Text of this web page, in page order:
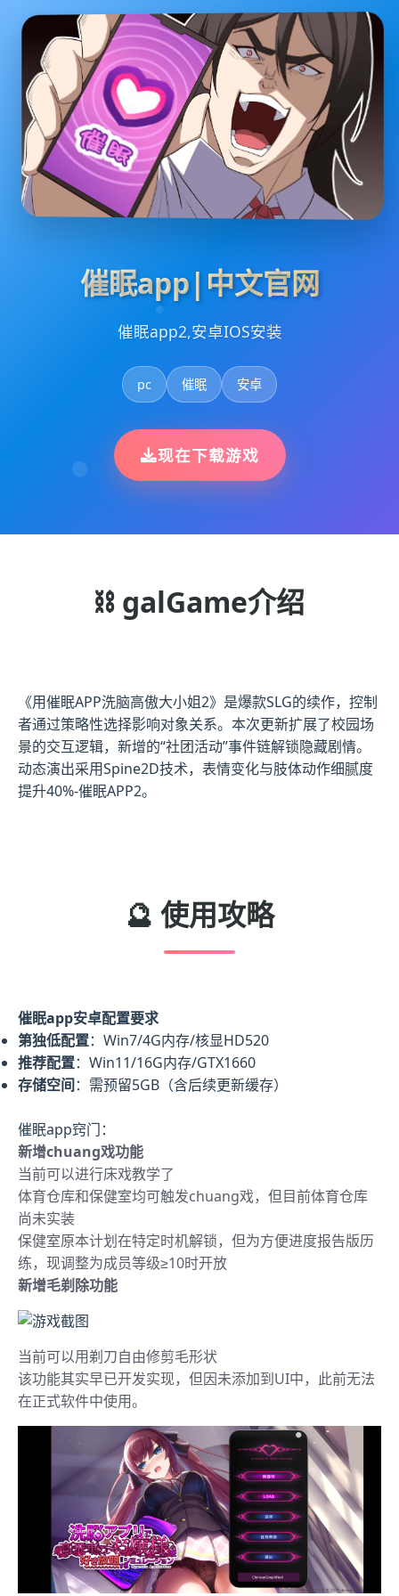
催眠app|中文官网
催眠app2,安卓IOS安装
pc 催眠 安卓
现在下载游戏
⛓️ galGame介绍
《用催眠APP洗脑高傲大小姐2》是爆款SLG的续作，控制
者通过策略性选择影响对象关系。本次更新扩展了校园场
景的交互逻辑，新增的“社团活动”事件链解锁隐藏剧情。
动态演出采用Spine2D技术，表情变化与肢体动作细腻度
提升40%-催眠APP2。
🔮 使用攻略
催眠app安卓配置要求
​第独低配置​​：Win7/4G内存/核显HD520
​推荐配置​​：Win11/16G内存/GTX1660
​存储空间​​：需预留5GB（含后续更新缓存）
催眠app窍门：
新增chuang戏功能
当前可以进行床戏教学了
体育仓库和保健室均可触发chuang戏，但目前体育仓库
尚未实装
保健室原本计划在特定时机解锁，但为方便进度报告版历
练，现调整为成员等级≥10时开放
新增毛剃除功能
当前可以用剃刀自由修剪毛形状
该功能其实早已开发实现，但因未添加到UI中，此前无法
在正式软件中使用。